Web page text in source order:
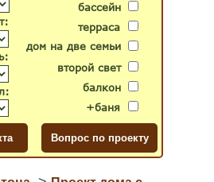
бассейн
второй свет
дом на две семьи
терраса
балкон
+баня